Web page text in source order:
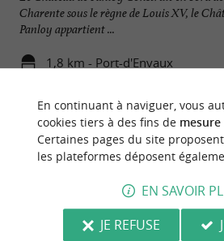
Charente sous le règne de Louis XV, le
Panloy appartient ...
1,8 km - Port-d'Envaux
En continuant à naviguer, vous
cookies tiers à des fins de
Certaines pages du site
les plateformes déposent
EN SAVOIR
JE REFUSE